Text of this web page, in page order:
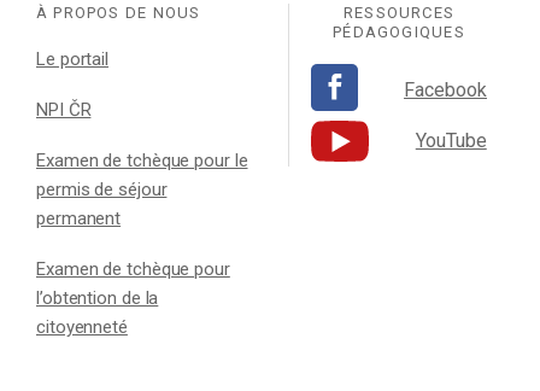
À PROPOS DE NOUS
Le portail
NPI ČR
Examen de tchèque pour le
permis de séjour
permanent
Examen de tchèque pour
l’obtention de la
citoyenneté
RESSOURCES
PÉDAGOGIQUES
Facebook
YouTube